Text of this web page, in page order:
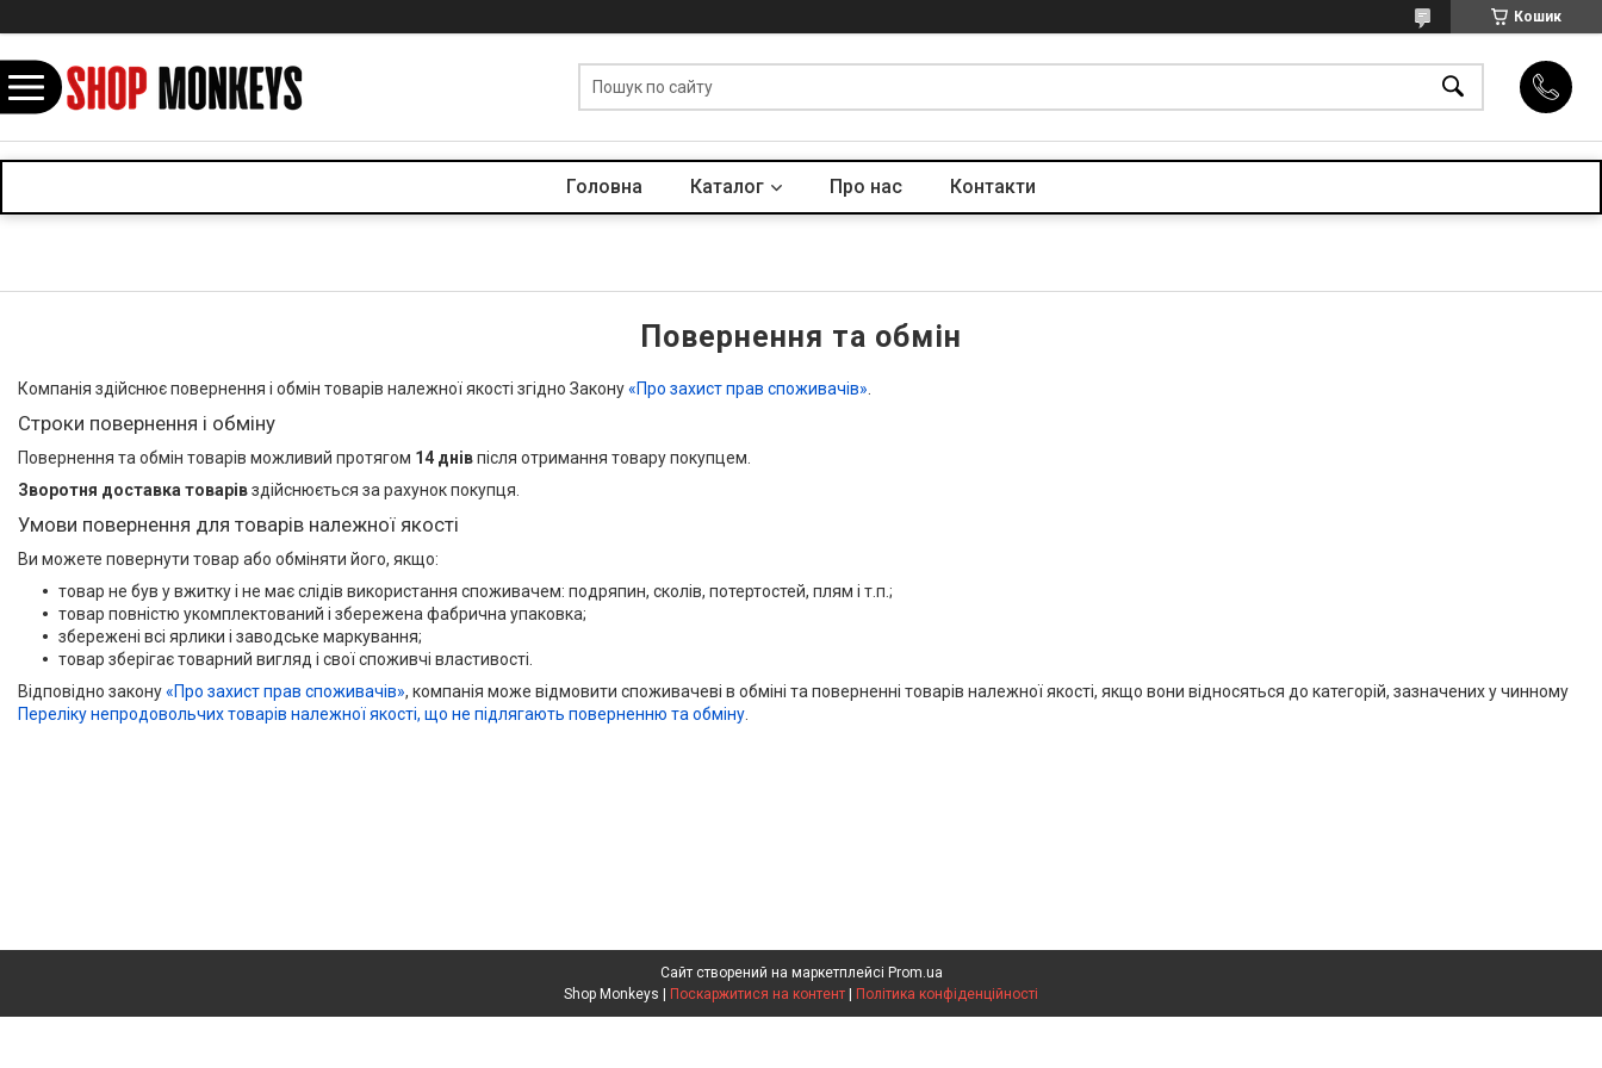
Кошик
Головна Каталог Про нас Контакти
Повернення та обмін
Компанія здійснює повернення і обмін товарів належної якості згідно Закону«Про захист прав споживачів»
Строки повернення і обміну
Повернення та обмін товарів можливий протягом 14 днівпісля отримання товару покупцем.
Зворотня доставка товарівздійснюється за рахунок покупця.
Умови повернення для товарів належної якості
Ви можете повернути товар або обміняти його, якщо:
товар не був у вжитку і не має слідів використання споживачем: подряпин, сколів, потертостей, плям і т.п.;
товар повністю укомплектований і збережена фабрична упаковка;
збережені всі ярлики і заводське маркування;
товар зберігає товарний вигляд і свої споживчі властивості.
Відповідно закону«Про захист прав споживачів», компанія може відмовити споживачеві в обміні та поверненні товарів належної якості, якщо вони відносяться до категорій, зазначених у чинному
Переліку непродовольчих товарів належної якості, що не підлягають поверненню та обміну
Сайт створений на маркетплейсі Prom.ua
Поскаржитися на контент Політика конфіденційності